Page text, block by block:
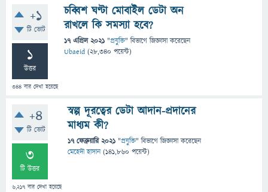
+1
টি ভোট
1
উত্তর
344 বার দেখা হয়েছে
চব্বিশ ঘণ্টা মোবাইল ডেটা অন
রাখলে কি সমস্যা হবে?
17 এপ্রিল 2021 "প্রযুক্তি" বিভাগে জিজ্ঞাসাকরেছেন
Ubaeid (28,340 পয়েন্ট)
+4
টি ভোট
3
টি উত্তর
6,217 বার দেখা হয়েছে
স্বল্প দূরত্বের ডেটা আদান-প্রদানের
মাধ্যম কী?
17 ফেব্রুয়ারি 2021 "প্রযুক্তি" বিভাগে জিজ্ঞাসাকরেছেন
মেহেদী হাসান (141,860 পয়েন্ট)